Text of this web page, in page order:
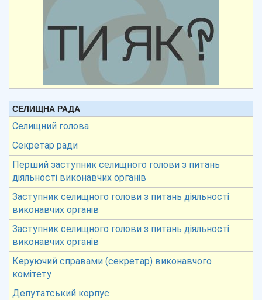
СЕЛИЩНА РАДА
Селищний голова
Секретар ради
Перший заступник селищного голови з питань
діяльності виконавчих органів
Заступник селищного голови з питань діяльності
виконавчих органів
Заступник селищного голови з питань діяльності
виконавчих органів
Керуючий справами (секретар) виконавчого
комітету
Депутатський корпус